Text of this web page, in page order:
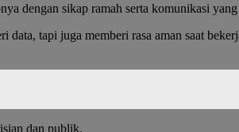
dengan sikap ramah serta komunikasi
tapi juga memberi rasa aman saat
dan publik.